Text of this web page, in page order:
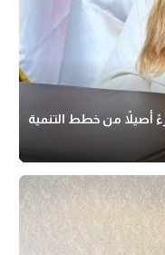
أصيلاً من خطط التنمية